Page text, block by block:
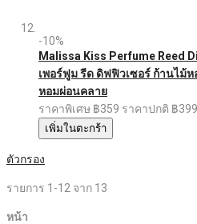
-10%
Malissa Kiss Perfume Reed
เพอร์ฟูม รีด ดิฟฟิวเซอร์ ก้านไม้ห
หอมผ่อนคลาย
ราคาพิเศษ ฿359 ราคาปกติ ฿399
เพิ่มในตะกร้า
ตัวกรอง
รายการ 1 -12 จาก 13
หน้า